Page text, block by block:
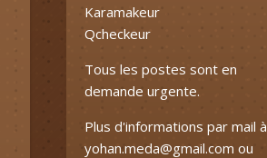
Karamakeur
Qcheckeur
Tous les postes sont en
demande urgente.
Plus d'informations par mail à
yohan.meda@gmail.com ou